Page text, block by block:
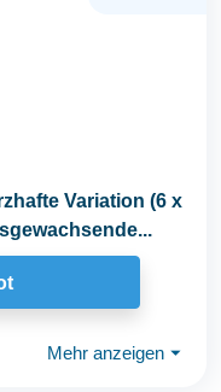
Variation (6 x
Mehr anzeigen ⏷